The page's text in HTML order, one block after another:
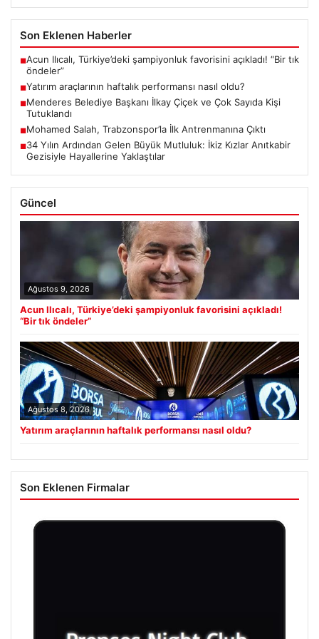
Son Eklenen Haberler
■Acun Ilıcalı, Türkiye’deki şampiyonluk favorisini açıkladı! “Bir tık
öndeler”
■Yatırım araçlarının haftalık performansı nasıl oldu?
■Menderes Belediye Başkanı İlkay Çiçek ve Çok Sayıda Kişi
Tutuklandı
■Mohamed Salah, Trabzonspor’la İlk Antrenmanına Çıktı
■34 Yılın Ardından Gelen Büyük Mutluluk: İkiz Kızlar Anıtkabir
Gezisiyle Hayallerine Yaklaştılar
Güncel
Ağustos 9, 2026
Acun Ilıcalı, Türkiye’deki şampiyonluk favorisini açıkladı!
“Bir tık öndeler”
Ağustos 8, 2026
Yatırım araçlarının haftalık performansı nasıl oldu?
Son Eklenen Firmalar